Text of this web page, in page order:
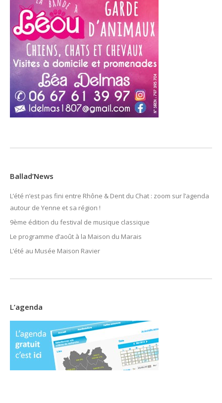
Ballad’News
L’été n’est pas fini entre Rhône & Dent du Chat : zoom sur l’agenda
autour de Yenne et sa région !
9ème édition du festival de musique classique
Le programme d’août à la Maison du Marais
L’été au Musée Maison Ravier
L’agenda